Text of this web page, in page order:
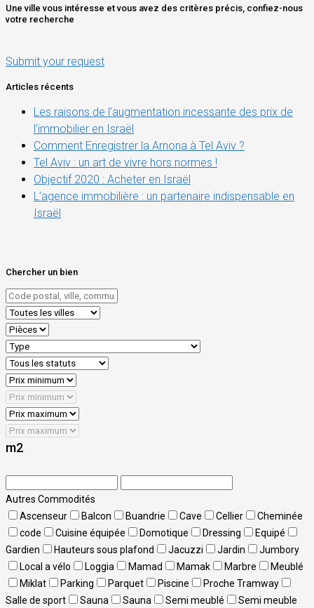
Une ville vous intéresse et vous avez des critères précis, confiez-nous
votre recherche
Submit your request
Articles récents
Les raisons de l’augmentation incessante des prix de
l’immobilier en Israël
Comment Enregistrer la Arnona à Tel Aviv ?
Tel Aviv : un art de vivre hors normes !
Objectif 2020 : Acheter en Israël
L’agence immobilière : un partenaire indispensable en
Israël
Chercher un bien
m2
Autres Commodités
Ascenseur
Balcon Buandrie Cave Cellier
Cheminée
code
Cuisine équipée Domotique Dressing
Equipé
Gardien
Hauteurs sous plafond Jacuzzi Jardin
Jumbory
Local a vélo
Loggia Mamad Mamak Marbre
Meublé
Miklat
Parking Parquet Piscine
Proche Tramway
Salle de sport
Sauna Sauna Semi meublé
Semi meuble